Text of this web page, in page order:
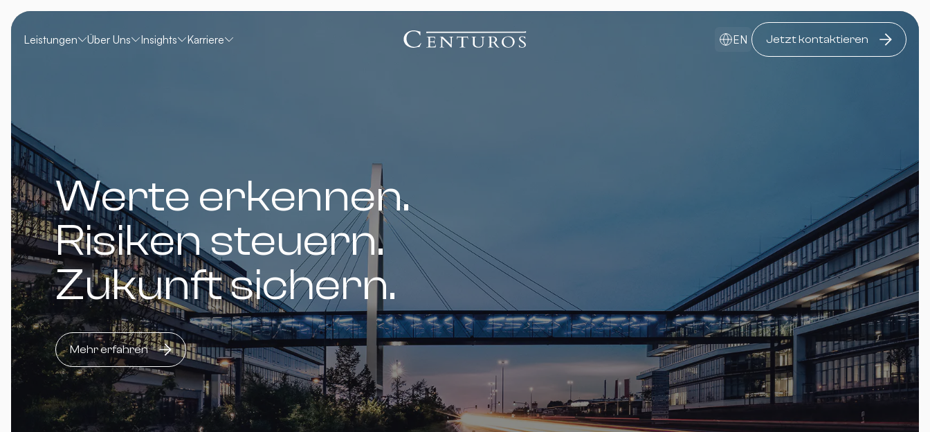
Leistungen Über Uns Insights Karriere EN Jetzt kontaktieren
Werte erkennen.
Risiken steuern.
Zukunft sichern.
Mehr erfahren